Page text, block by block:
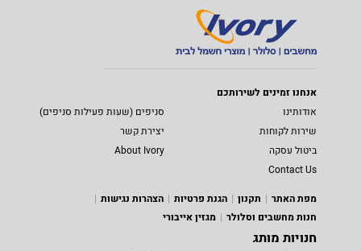
אנחנו זמינים לשירותכם
אודותינו
סניפים (שעות פעילות סניפים)
שירות לקוחות
יצירת קשר
ביטול עסקה
About Ivory
Contact Us
מפת האתר
תקנון הגנת פרטיות
הצהרות נגישות
חנות מחשבים וסלולר
מגזין אייבורי
חנויות מותג